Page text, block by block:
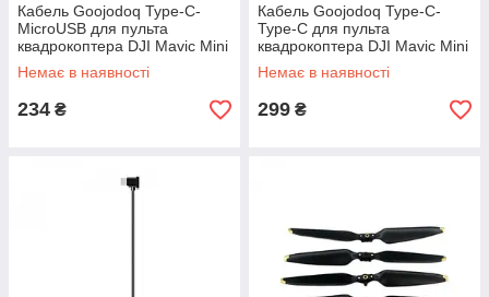
Кабель Goojodoq Type-C-
MicroUSB для пульта
квадрокоптера DJI Mavic Mini
2 3 Air 2 2S 0.30m Black
Немає в наявності
234 ₴
Кабель Goojodoq Type-C-
Type-C для пульта
квадрокоптера DJI Mavic Mini
2/Mini 3/Air 2/Air 2S 0.15m
Black
Немає в наявності
299 ₴